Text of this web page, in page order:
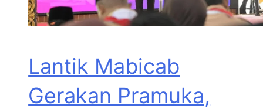
Lantik Mabicab
Gerakan Pramuka,